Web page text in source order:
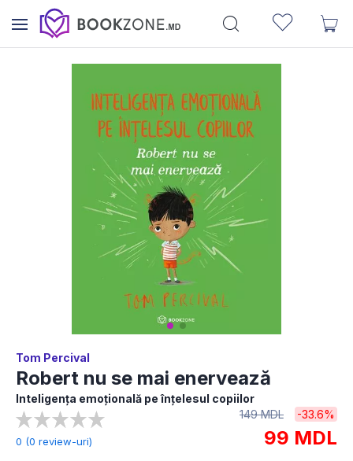
Tom Percival
Robert nu se mai enervează
Inteligența emoțională pe înțelesul copiilor
0 (0 review-uri)
149 MDL -33.6%
99 MDL